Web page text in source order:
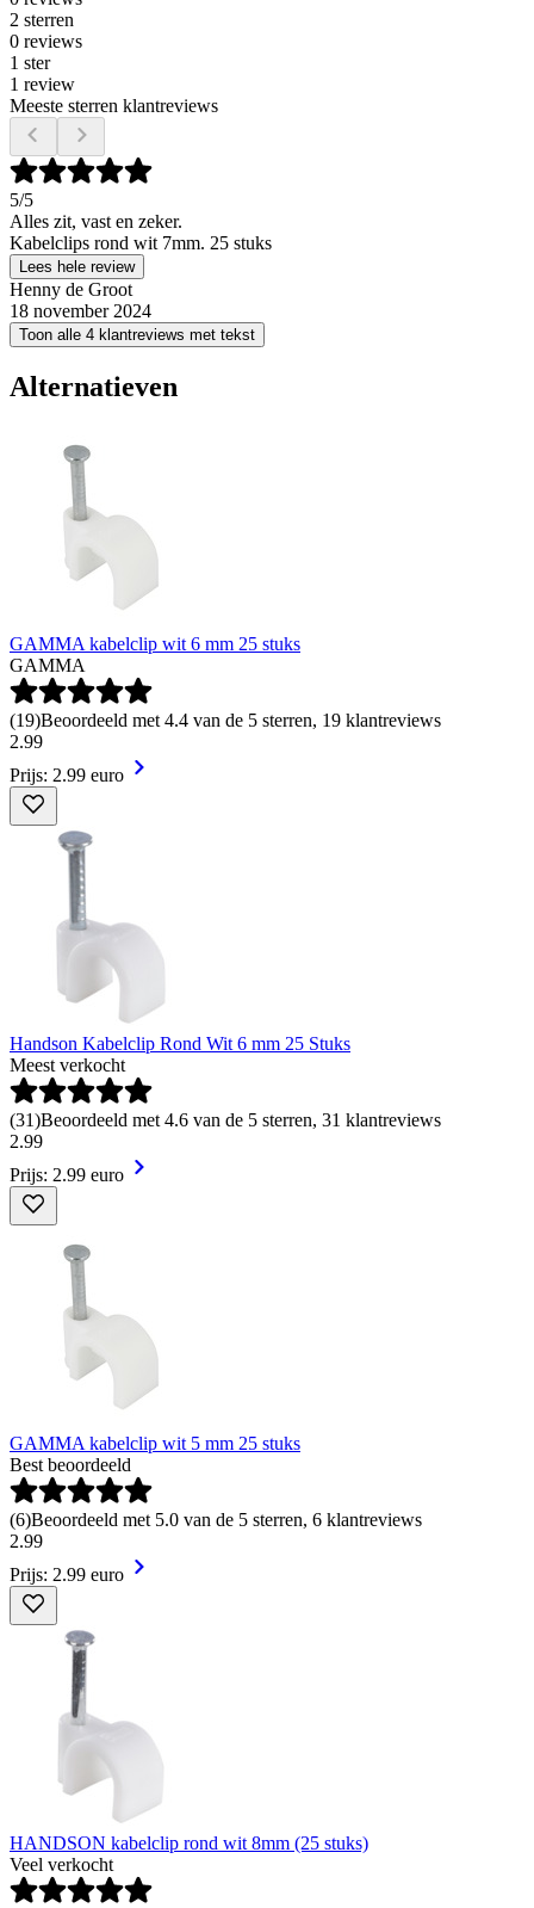
2 sterren
0 reviews
1 ster
1 review
Meeste sterren klantreviews
5/5
Alles zit, vast en zeker.
Kabelclips rond wit 7mm. 25 stuks
Lees hele review
Henny de Groot
18 november 2024
Toon alle 4 klantreviews met tekst
Alternatieven
GAMMA kabelclip wit 6 mm 25 stuks
GAMMA
(19)Beoordeeld met 4.4 van de 5 sterren, 19 klantreviews
2.99
Prijs: 2.99 euro
Handson Kabelclip Rond Wit 6 mm 25 Stuks
Meest verkocht
(31)Beoordeeld met 4.6 van de 5 sterren, 31 klantreviews
2.99
Prijs: 2.99 euro
GAMMA kabelclip wit 5 mm 25 stuks
Best beoordeeld
(6)Beoordeeld met 5.0 van de 5 sterren, 6 klantreviews
2.99
Prijs: 2.99 euro
HANDSON kabelclip rond wit 8mm (25 stuks)
Veel verkocht